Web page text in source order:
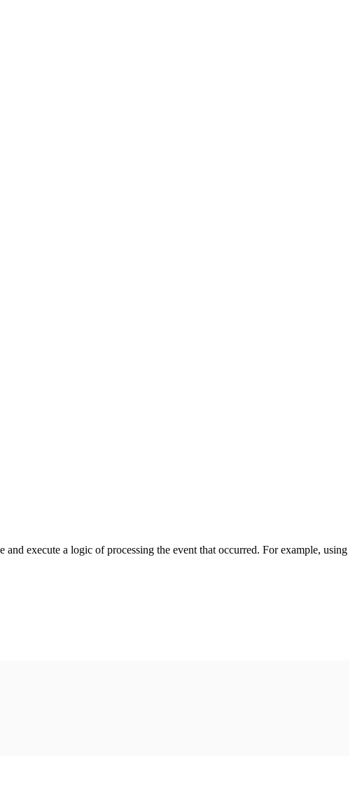
execute a logic of processing the event that occurred. For example, using